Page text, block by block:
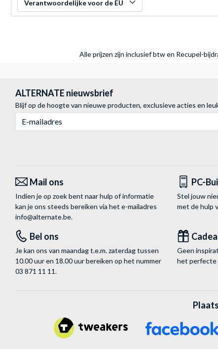
Verantwoordelijke voor de EU
Alle prijzen zijn inclusief btw en Recupel-
ALTERNATE nieuwsbrief
Blijf op de hoogte van nieuwe producten, exclusieve acties en
Mail ons
Indien je op zoek bent naar hulp of informatie
kan je ons steeds bereiken via het e-mailadres
info@alternate.be.
PC-
Stel jouw
met de hulp
Bel ons
Je kan ons van maandag t.e.m. zaterdag tussen
10.00 uur en 18.00 uur bereiken op het nummer
03 871 11 11.
Geen
het perfecte